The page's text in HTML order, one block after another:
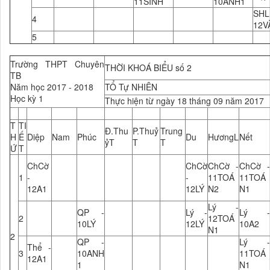
4
5
Trường THPT Chuyên
TB
Năm học 2017 - 2018
Học kỳ 1
THỜI KHOÁ BIỂU số 2
TỔ Tự NHIÊN
Thực hiện từ ngày 18 tháng 09 năm 2017
T
H
Ứ
TI
Ế
T
Diệp Nam Phúc
Đ.Thu
ỷT
P.Thuỷ
T
Trung
T
Du HươngLNết
2
1
ChCờ
-
12A1
ChCờ
-
12LÝ
ChCờ -
11TOÁ
N2
ChCờ -
11TOÁ
N1
2
QP -
10LÝ
Lý -
12LÝ
Lý -
12TOÁ
N1
Lý -
10A2
3 Thể -
12A1
QP -
10ANH
1
Lý -
11TOÁ
N1